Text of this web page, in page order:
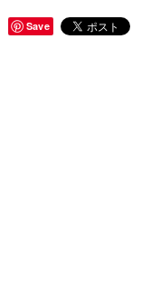
Save